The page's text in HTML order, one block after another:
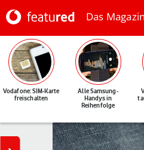
Das
Vodafone: SIM-Karte
freischalten
Alle Samsung-
Handys in
Reihenfolge